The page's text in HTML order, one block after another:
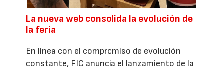
La nueva web consolida la evolución de
la feria
En línea con el compromiso de evolución
constante, FIC anuncia el lanzamiento de la